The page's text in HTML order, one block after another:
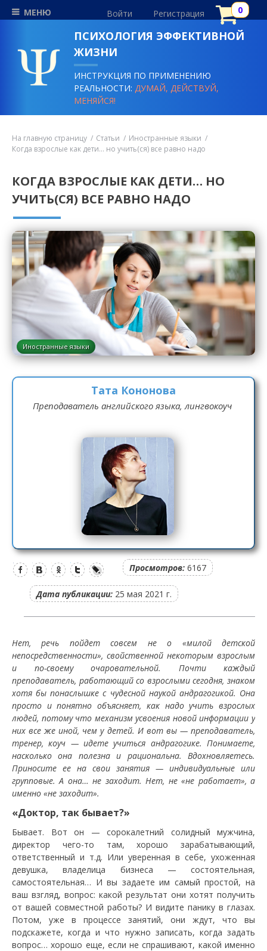
МЕНЮ Войти Регистрация
ПСИХОЛОГИЯ ЭФФЕКТИВНОЙ
ЖИЗНИ
ИНСТРУКЦИЯ ПО ПРИМЕНЕНИЮ
РЕАЛЬНОСТИ:ДУМАЙ, ДЕЙСТВУЙ,
МЕНЯЙСЯ!
На главную страницу Статьи
Иностранные языки
Когда взрослые как дети… но учить(ся) все равно надо
КОГДА ВЗРОСЛЫЕ КАК ДЕТИ… НО
УЧИТЬ(СЯ) ВСЕ РАВНО НАДО
Иностранные языки
Тата Кононова
Преподаватель английского языка, лингвокоуч
Просмотров: 6167
Дата публикации: 25 мая 2021 г.
Нет, речь пойдет совсем не о «милой детской
непосредственности», свойственной некоторым взрослым
и по-своему очаровательной. Почти каждый
преподаватель, работающий со взрослыми сегодня, знаком
хотя бы понаслышке с чудесной наукой андрагогикой. Она
просто и понятно объясняет, как надо учить взрослых
людей, потому что механизм усвоения новой информации у
них все же иной, чем у детей. И вот вы — преподаватель,
тренер, коуч — идете учиться андрагогике. Понимаете,
насколько она полезна и рациональна. Вдохновляетесь.
Приносите ее на свои занятия — индивидуальные или
групповые. А она… не заходит. Нет, не «не работает», а
именно «не заходит».
«Доктор, так бывает?»
Бывает. Вот он — сорокалетний солидный мужчина,
директор чего-то там, хорошо зарабатывающий,
ответственный и т.д. Или уверенная в себе, ухоженная
девушка, владелица бизнеса — состоятельная,
самостоятельная… И вы задаете им самый простой, на
ваш взгляд, вопрос: какой результат они хотят получить
от вашей совместной работы? И видите панику в глазах.
Потом, уже в процессе занятий, они ждут, что вы
подскажете, когда и что нужно записать, когда задать
вопрос… хорошо еще, если не спрашивают, какой именно